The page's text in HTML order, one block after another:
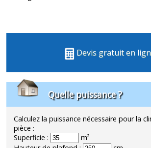
Devis gratuit en
Quelle puissance ?
Calculez la puissance nécessaire pour la
pièce :
Superficie :
m²